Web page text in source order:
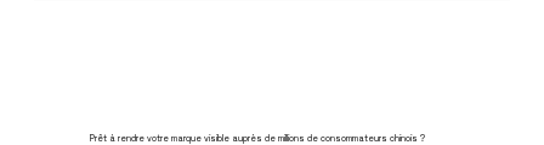
Prêt à rendre votre marque visible auprès de millions de consommateurs chinois ?